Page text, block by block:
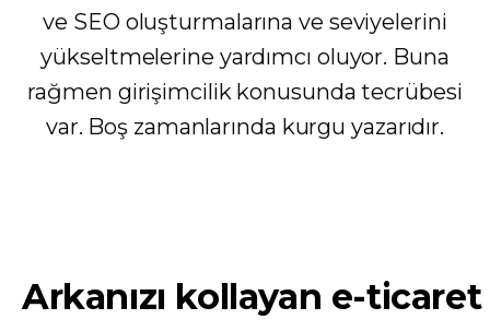
ve SEO oluşturmalarına ve seviyelerini
yükseltmelerine yardımcı oluyor. Buna
rağmen girişimcilik konusunda tecrübesi
var. Boş zamanlarında kurgu yazarıdır.
Arkanızı kollayan e-ticaret